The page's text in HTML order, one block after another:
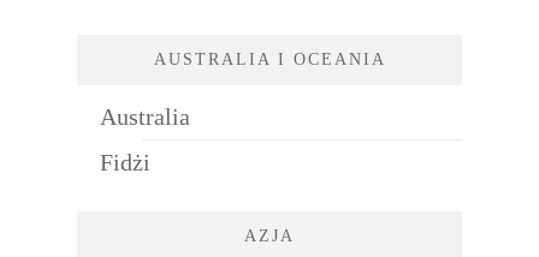
AUSTRALIA I OCEANIA
Australia
Fidżi
AZJA